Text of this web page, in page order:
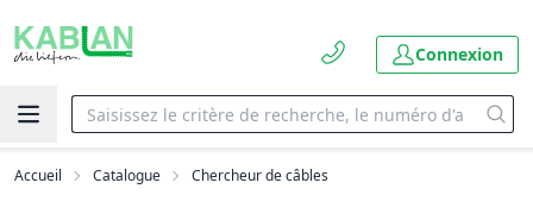
Connexion
Accueil Catalogue Chercheur de câbles